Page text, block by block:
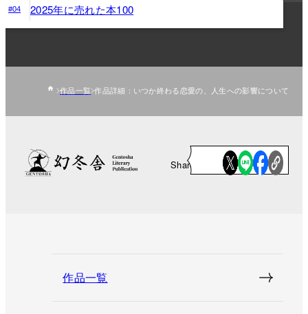
#04 2025年に売れた本100
作品一覧 作品詳細：いつか終わる恋愛の、人生への影響について
Share
作品一覧